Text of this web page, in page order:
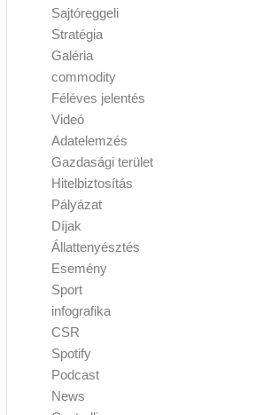
Sajtóreggeli
Stratégia
Galéria
commodity
Féléves jelentés
Videó
Adatelemzés
Gazdasági terület
Hitelbiztosítás
Pályázat
Díjak
Állattenyésztés
Esemény
Sport
infografika
CSR
Spotify
Podcast
News